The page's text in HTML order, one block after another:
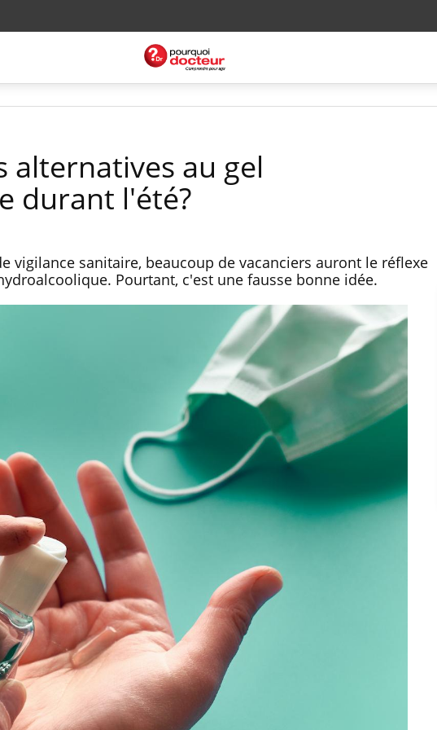
alternatives au gel
durant l'été?
vigilance sanitaire, beaucoup de vacanciers auront le réflexe
Pourtant, c'est une fausse bonne idée.
Les médicaments GLP-1
protègent-ils aussi les os
?
Cytomégalovirus : ce qui
change dans la prise en
charge des femmes
enceintes
La sieste empêche-t-elle
de dormir la nuit ?
VIH : la fin du
tous les jours se
Pourquoi votre ventre